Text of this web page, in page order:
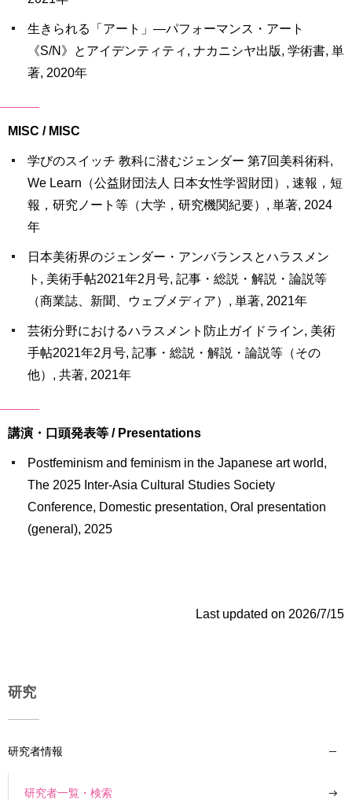
生きられる「アート」―パフォーマンス・アート
《S/N》とアイデンティティ, ナカニシヤ出版, 学術書, 単
著, 2020年
MISC / MISC
学びのスイッチ 教科に潜むジェンダー 第7回美科術科,
We Learn（公益財団法人 日本女性学習財団）, 速報，短
報，研究ノート等（大学，研究機関紀要）, 単著, 2024
年
日本美術界のジェンダー・アンバランスとハラスメン
ト, 美術手帖2021年2月号, 記事・総説・解説・論説等
（商業誌、新聞、ウェブメディア）, 単著, 2021年
芸術分野におけるハラスメント防止ガイドライン, 美術
手帖2021年2月号, 記事・総説・解説・論説等（その
他）, 共著, 2021年
講演・口頭発表等 / Presentations
Postfeminism and feminism in the Japanese art world,
The 2025 Inter-Asia Cultural Studies Society
Conference, Domestic presentation, Oral presentation
(general), 2025
Last updated on 2026/7/15
研究
研究者情報
研究者一覧・検索